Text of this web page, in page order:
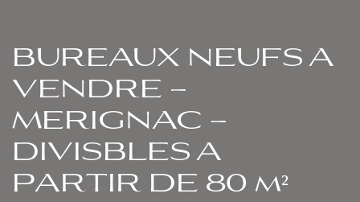
BUREAUX NEUFS A
VENDRE –
MERIGNAC –
DIVISBLES A
PARTIR DE 80 m²